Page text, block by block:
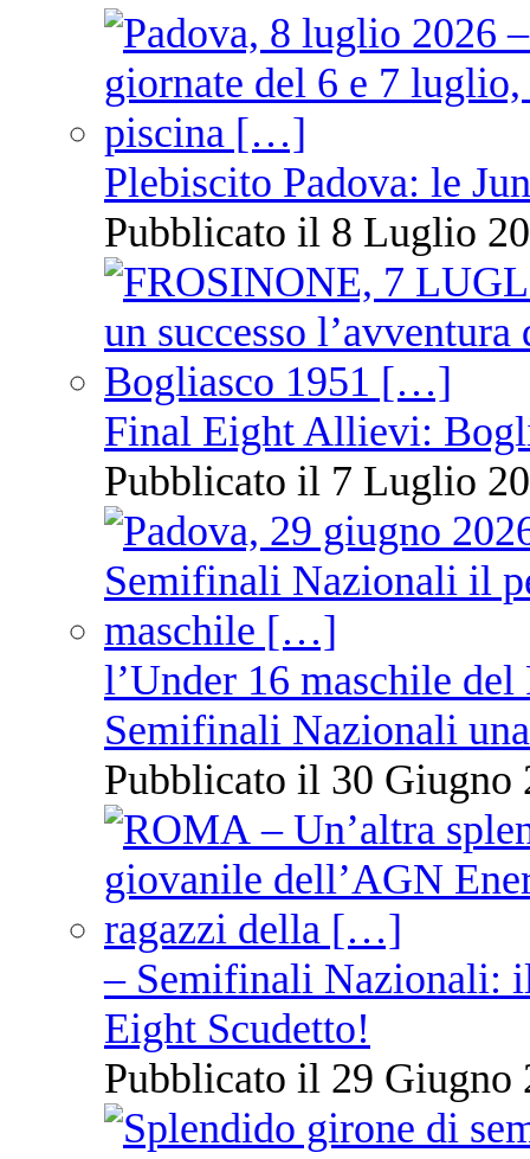
Plebiscito Padova: le
Pubblicato il 8 Luglio
Final Eight Allievi:
Pubblicato il 7 Luglio
l’Under 16 maschile
Semifinali Nazionali
Pubblicato il 30 Giugno
– Semifinali Nazionali:
Eight Scudetto!
Pubblicato il 29 Giugno